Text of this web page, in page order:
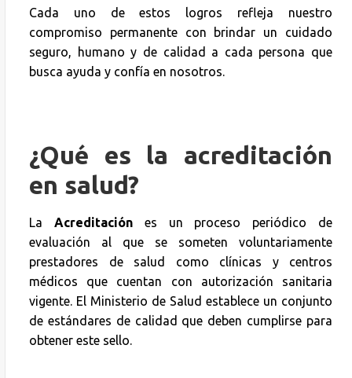
Cada uno de estos logros refleja nuestro
compromiso permanente con brindar un cuidado
seguro, humano y de calidad a cada persona que
busca ayuda y confía en nosotros.
¿Qué es la acreditación
en salud?
La Acreditaciónes un proceso periódico de
evaluación al que se someten voluntariamente
prestadores de salud como clínicas y centros
médicos que cuentan con autorización sanitaria
vigente. El Ministerio de Salud establece un conjunto
de estándares de calidad que deben cumplirse para
obtener este sello.